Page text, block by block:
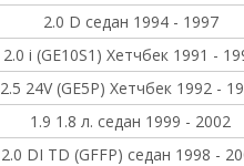
2.0 D седан 1994 - 1997
2.0 i (GE10S1) Хетчбек 1991 -
2.5 24V (GE5P) Хетчбек 1992 -
1.9 1.8 л. седан 1999 - 2002
2.0 DI TD (GFFP) седан 1998 -